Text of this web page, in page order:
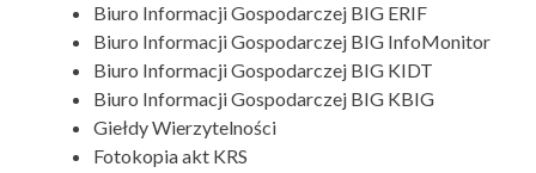
Biuro Informacji Gospodarczej BIG ERIF
Biuro Informacji Gospodarczej BIG InfoMonitor
Biuro Informacji Gospodarczej BIG KIDT
Biuro Informacji Gospodarczej BIG KBIG
Giełdy Wierzytelności
Fotokopia akt KRS